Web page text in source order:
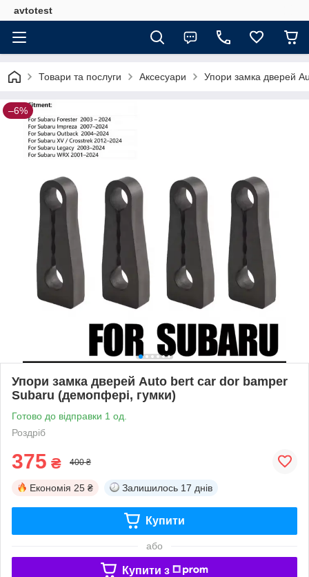
avtotest
Товари та послуги Аксесуари Упори замка дверей
–6%
Упори замка дверей Auto bert car dor bamper
Subaru (демопфері, гумки)
Готово до відправки 1 од.
Роздріб
375 ₴ 400 ₴
Економія 25 ₴ Залишилось 17 днів
Купити
або
Купити з